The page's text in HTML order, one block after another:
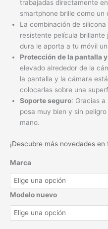
trabajadas directamente
smartphone brille como un
La combinación de
resistente película
dura le aporta a tu móvil
Protección de la pantalla
elevado alrededor de la
la pantalla y la cámara
colocarlas sobre una
Soporte seguro: Gracias
posa muy bien y sin
mano.
¡Descubre más novedades
Marca
Modelo nuevo